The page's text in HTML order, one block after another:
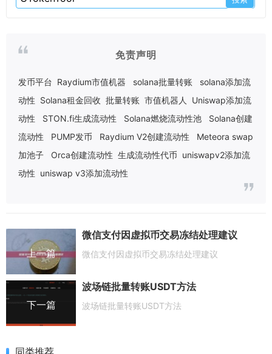
免责声明
发币平台 Raydium市值机器 solana批量转账
solana添加流
动性 Solana租金回收 批量转账 市值机器人
Uniswap添加流
动性
STON.fi生成流动性 Solana燃烧流动性池
Solana创建
流动性
PUMP发币 Raydium V2创建流动性
Meteora swap
加池子
Orca创建流动性 生成流动性代币 uniswapv2添加流
动性 uniswap v3添加流动性
上一篇
微信支付因虚拟币交易冻结处理建议
微信支付因虚拟币交易冻结处理建议
下一篇
波场链批量转账USDT方法
波场链批量转账USDT方法